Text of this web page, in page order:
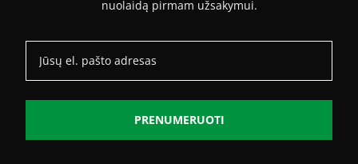
nuolaidą pirmam užsakymui.
PRENUMERUOTI